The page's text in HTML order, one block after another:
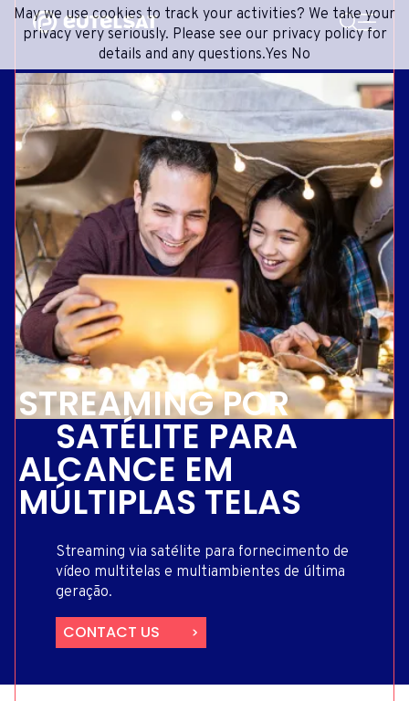
Content
Menu
Footer
SERVIÇOS DE SATÉLITE
REDE DE SATÉLITES
GRUPO
INVESTIDORES
MÍDIA
ENTRE EM CONTATO
EXTRANET
ADVANCE PORTAL
ONEWEB LEO PARTNER PORTAL
FRENCH
ENGLISH
PORTUGUESE
SPANISH
PESQUISA
STREAMING POR
SATÉLITE PARA
ALCANCE EM
MÚLTIPLAS TELAS
Streaming via satélite para fornecimento de
vídeo multitelas e multiambientes de última
geração.
CONTACT US
May we use cookies to track your activities? We take your
privacy very seriously. Please see our privacy policy for
details and any questions.Yes No